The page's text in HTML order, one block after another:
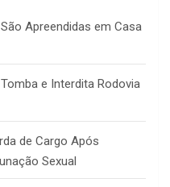
Apreendidas em Casa
e Interdita Rodovia
de Cargo Após
Sexual